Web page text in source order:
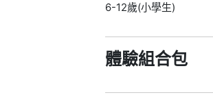
6-12歲(小學生)
體驗組合包